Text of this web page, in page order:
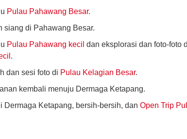
Pulau Pahawang Besar.
siang di Pahawang Besar.
Pulau Pahawang kecil dan eksplorasi dan foto-foto
.
dan sesi foto di Pulau Kelagian Besar.
kembali menuju Dermaga Ketapang.
Dermaga Ketapang, bersih-bersih, dan Open Trip